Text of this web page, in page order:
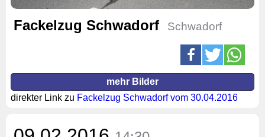
Fackelzug Schwadorf Schwadorf
mehr Bilder
direkter Link zu Fackelzug Schwadorf vom 30.04.2016